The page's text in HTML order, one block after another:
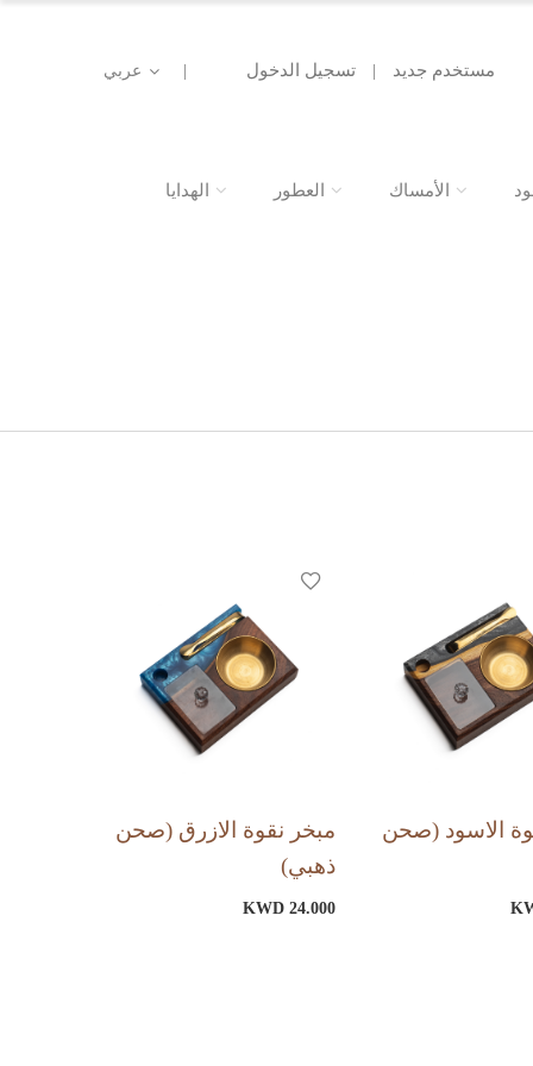
عربي | تسجيل الدخول | مستخدم جديد
الأمساك العطور الهدايا
الاسود (صحن
مبخر نقوة الازرق (صحن
ذهبي)
KWD 24.000